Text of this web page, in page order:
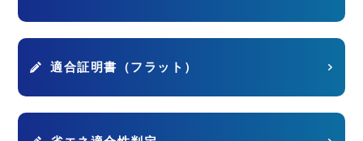
適合証明書（フラット）